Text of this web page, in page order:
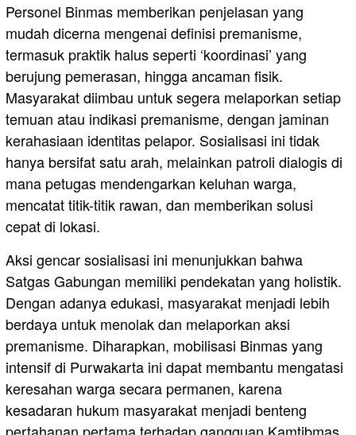
Personel Binmas memberikan penjelasan yang
mudah dicerna mengenai definisi premanisme,
termasuk praktik halus seperti ‘koordinasi’ yang
berujung pemerasan, hingga ancaman fisik.
Masyarakat diimbau untuk segera melaporkan setiap
temuan atau indikasi premanisme, dengan jaminan
kerahasiaan identitas pelapor. Sosialisasi ini tidak
hanya bersifat satu arah, melainkan patroli dialogis di
mana petugas mendengarkan keluhan warga,
mencatat titik-titik rawan, dan memberikan solusi
cepat di lokasi.
Aksi gencar sosialisasi ini menunjukkan bahwa
Satgas Gabungan memiliki pendekatan yang holistik.
Dengan adanya edukasi, masyarakat menjadi lebih
berdaya untuk menolak dan melaporkan aksi
premanisme. Diharapkan, mobilisasi Binmas yang
intensif di Purwakarta ini dapat membantu mengatasi
keresahan warga secara permanen, karena
kesadaran hukum masyarakat menjadi benteng